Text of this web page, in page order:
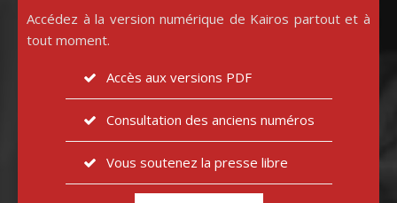
Accédez à la version numérique de Kairos partout et à
tout moment.
Accès aux versions PDF
Consultation des anciens numéros
Vous soutenez la presse libre